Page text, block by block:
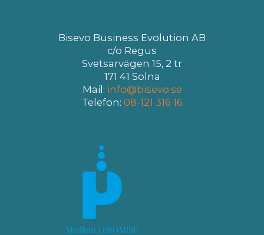
Bisevo Business Evolution AB
c/o Regus
Svetsarvägen 15, 2 tr
171 41 Solna
Mail: info@bisevo.se
Telefon: 08-121 316 16